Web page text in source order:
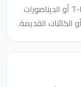
مناسب للأطفال الذين يبحثون عن T-Rex أو الديناصورات
الكائنات القديمة.